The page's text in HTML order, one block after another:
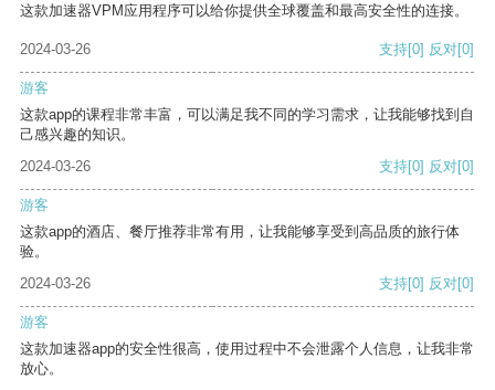
这款加速器VPM应用程序可以给你提供全球覆盖和最高安全性的连接。
2024-03-26 支持[0] 反对[0]
游客
这款app的课程非常丰富，可以满足我不同的学习需求，让我能够找到自
己感兴趣的知识。
2024-03-26
支持[0] 反对[0]
游客
这款app的酒店、餐厅推荐非常有用，让我能够享受到高品质的旅行体
验。
2024-03-26
支持[0] 反对[0]
游客
这款加速器app的安全性很高，使用过程中不会泄露个人信息，让我非常
放心。